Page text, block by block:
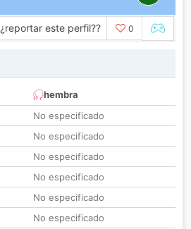
¿reportar este perfil?? 0
hembra
No especificado
No especificado
No especificado
No especificado
No especificado
No especificado